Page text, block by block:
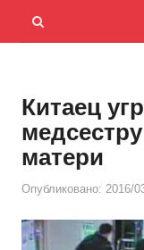
Menu
Открыть
Китаец
матери
Опубликовано: 2016/